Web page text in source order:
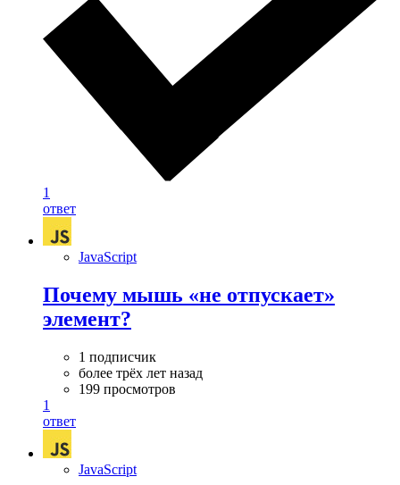
1
ответ
JavaScript
Почему мышь «не отпускает»
элемент?
1 подписчик
более трёх лет назад
199 просмотров
1
ответ
JavaScript